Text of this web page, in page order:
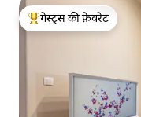
गेस्ट्स का टॉप फ़ेवरेट
गेस्ट्स की फ़ेवरेट